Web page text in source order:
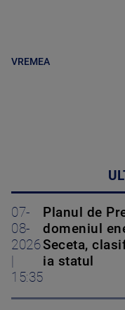
VREMEA
07-
08-
2026
15:35
Planul de
domeniul
Seceta,
ia statul